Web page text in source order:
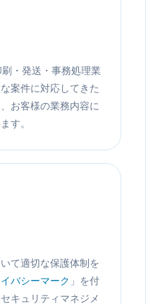
・発送・事務処理業
案件に対応してきた
お客様の業務内容に
す。
て適切な保護体制を
バシーマーク 」を付
キュリティマネジメ